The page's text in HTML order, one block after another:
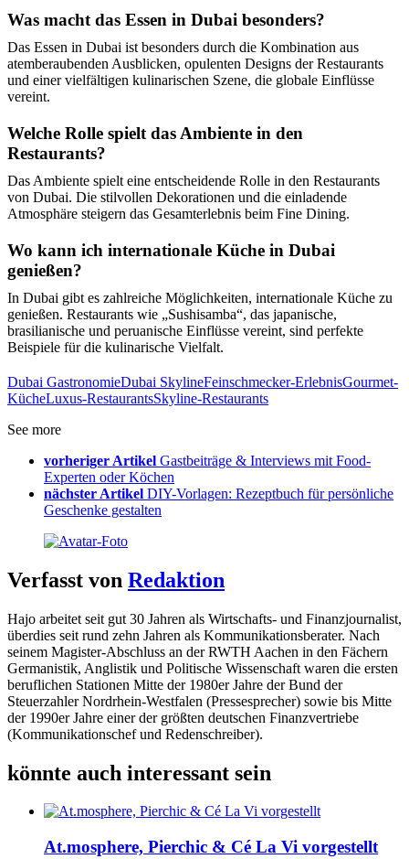
Was macht das Essen in Dubai besonders?
Das Essen in Dubai ist besonders durch die Kombination aus
atemberaubenden Ausblicken, opulenten Designs der Restaurants
und einer vielfältigen kulinarischen Szene, die globale Einflüsse
vereint.
Welche Rolle spielt das Ambiente in den
Restaurants?
Das Ambiente spielt eine entscheidende Rolle in den Restaurants
von Dubai. Die stilvollen Dekorationen und die einladende
Atmosphäre steigern das Gesamterlebnis beim Fine Dining.
Wo kann ich internationale Küche in Dubai
genießen?
In Dubai gibt es zahlreiche Möglichkeiten, internationale Küche zu
genießen. Restaurants wie „Sushisamba“, das japanische,
brasilianische und peruanische Einflüsse vereint, sind perfekte
Beispiele für die kulinarische Vielfalt.
Dubai GastronomieDubai SkylineFeinschmecker-ErlebnisGourmet-
KücheLuxus-RestaurantsSkyline-Restaurants
See more
vorheriger Artikel Gastbeiträge & Interviews mit Food-
Experten oder Köchen
nächster Artikel DIY-Vorlagen: Rezeptbuch für persönliche
Geschenke gestalten
Verfasst von Redaktion
Hajo arbeitet seit gut 30 Jahren als Wirtschafts- und Finanzjournalist,
überdies seit rund zehn Jahren als Kommunikationsberater. Nach
seinem Magister-Abschluss an der RWTH Aachen in den Fächern
Germanistik, Anglistik und Politische Wissenschaft waren die ersten
beruflichen Stationen Mitte der 1980er Jahre der Bund der
Steuerzahler Nordrhein-Westfalen (Pressesprecher) sowie bis Mitte
der 1990er Jahre einer der größten deutschen Finanzvertriebe
(Kommunikationschef und Redenschreiber).
könnte auch interessant sein
At.mosphere, Pierchic & Cé La Vi vorgestellt